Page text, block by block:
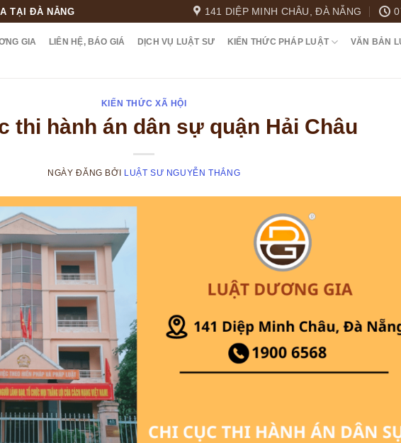
TẠI ĐÀ NẴNG 141 DIỆP MINH CHÂU, ĐÀ NẴNG
GIA LIÊN HỆ, BÁO GIÁ DỊCH VỤ LUẬT SƯ KIẾN THỨC PHÁP LUẬT VĂN BẢN
KIẾN THỨC XÃ HỘI
thi hành án dân sự quận Hải Châu
NGÀY ĐĂNG BỞI LUẬT SƯ NGUYỄN THẮNG